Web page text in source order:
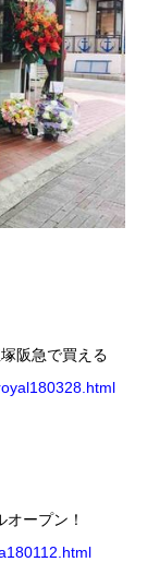
阪急で買える
ープン！